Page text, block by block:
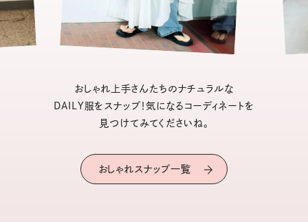
おしゃれ上手さんたちのナチュラルな
DAILY服をスナップ！気になるコーディネートを
見つけてみてくださいね。
おしゃれスナップ一覧